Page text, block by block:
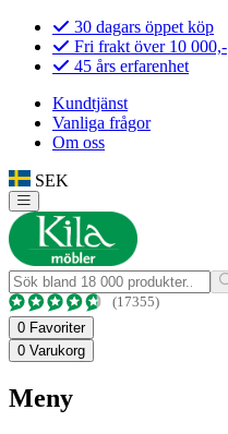
30 dagars öppet köp
Fri frakt över 10 000,-
45 års erfarenhet
Kundtjänst
Vanliga frågor
Om oss
SEK
(17355)
0 Favoriter
0 Varukorg
Meny